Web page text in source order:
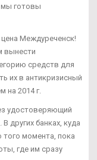
мы готовы
Междуреченск!
вынести
средств для
их в антикризисный
на 2014 г.
удостоверяющий
других банках, куда
момента, пока
где им сразу